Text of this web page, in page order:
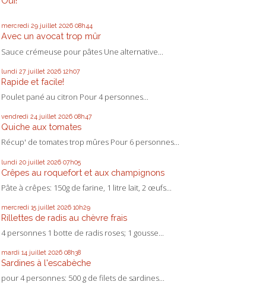
mercredi 29 juillet 2026 08h44
Avec un avocat trop mûr
Sauce crémeuse pour pâtes Une alternative...
lundi 27 juillet 2026 12h07
Rapide et facile!
Poulet pané au citron Pour 4 personnes...
vendredi 24 juillet 2026 08h47
Quiche aux tomates
Récup' de tomates trop mûres Pour 6 personnes...
lundi 20 juillet 2026 07h05
Crêpes au roquefort et aux champignons
Pâte à crêpes: 150g de farine, 1 litre lait, 2 œufs...
mercredi 15 juillet 2026 10h29
Rillettes de radis au chèvre frais
4 personnes 1 botte de radis roses; 1 gousse...
mardi 14 juillet 2026 08h38
Sardines à l'escabèche
pour 4 personnes: 500 g de filets de sardines...